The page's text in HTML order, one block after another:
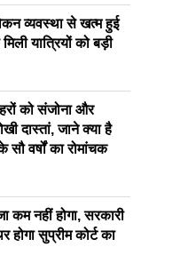
व्यवस्था से खत्म हुई
यात्रियों को बड़ी
को संजोना और
दास्तां, जाने क्या है
सौ वर्षों का रोमांचक
कम नहीं होगा, सरकारी
होगा सुप्रीम कोर्ट का